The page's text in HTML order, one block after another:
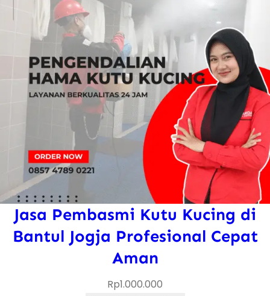
Jasa Pembasmi Kutu Kucing di
Bantul Jogja Profesional Cepat
Aman
Rp1.000.000